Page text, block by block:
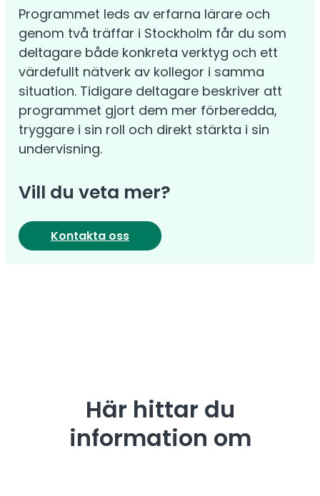
Programmet leds av erfarna lärare och
genom två träffar i Stockholm får du som
deltagare både konkreta verktyg och ett
värdefullt nätverk av kollegor i samma
situation. Tidigare deltagare beskriver att
programmet gjort dem mer förberedda,
tryggare i sin roll och direkt stärkta i sin
undervisning.
Vill du veta mer?
Kontakta oss
Här hittar du
information om